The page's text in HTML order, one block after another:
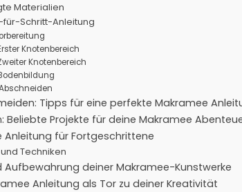
Materialien
für-Schritt-Anleitung
Knotenbereich
Knotenbereich
Tipps für eine perfekte Makramee
Beliebte Projekte für deine Makramee
Anleitung für Fortgeschrittene
Techniken
Aufbewahrung deiner Makramee-Kunstwerke
Anleitung als Tor zu deiner Kreativität